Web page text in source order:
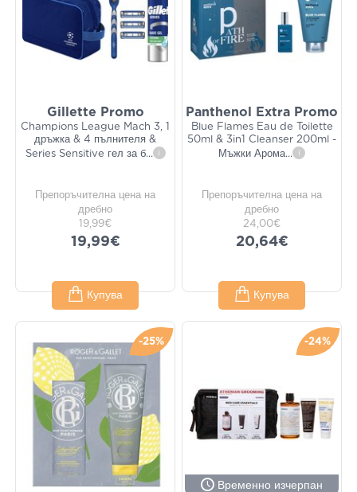
Gillette Promo
Champions League Mach 3, 1
дръжка & 4 пълнителя &
Series Sensitive гел за б... i
Препоръчителна цена на
дребно
19,99€
19,99€
Купува
Panthenol Extra Promo
Blue Flames Eau de Toilette
50ml & 3in1 Cleanser 200ml -
Мъжки Арома... i
Препоръчителна цена на
дребно
24,00€
20,64€
Купува
-25% -24%
Временно изчерпан